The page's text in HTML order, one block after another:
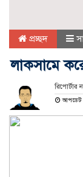
প্রচ্ছদ
লাকসামে
রিপোর্টার
আপডেট